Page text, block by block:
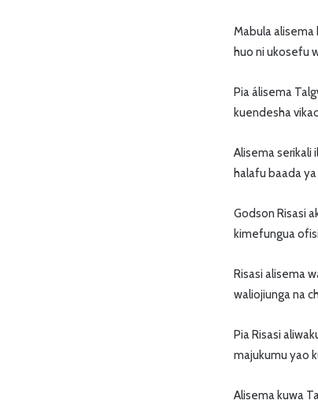
Mabula
huo ni ukosefu
Pia álisema
kuendesha
Alisema serikali
halafu baada
Godson Risasi
kimefungua
Risasi alisema
waliojiunga na
Pia Risasi
majukumu yao
Alisema kuwa